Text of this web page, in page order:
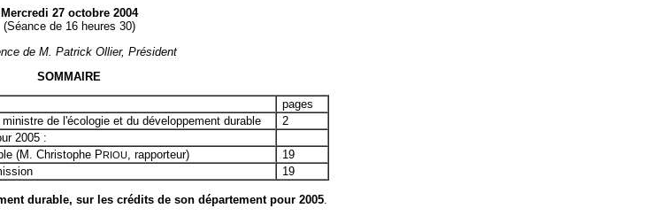
Mercredi 27 octobre 2004
(Séance de 16 heures 30)
de M. Patrick Ollier, Président
SOMMAIRE
pages
de l'écologie et du développement durable
2
2005 :
(M. Christophe P RIOU, rapporteur)
19
19
durable, sur les crédits de son département pour 2005.